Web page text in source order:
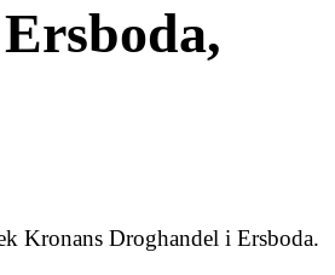
Kronans Droghandel i Ersboda.